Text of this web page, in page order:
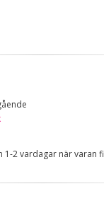
1-2 vardagar när varan